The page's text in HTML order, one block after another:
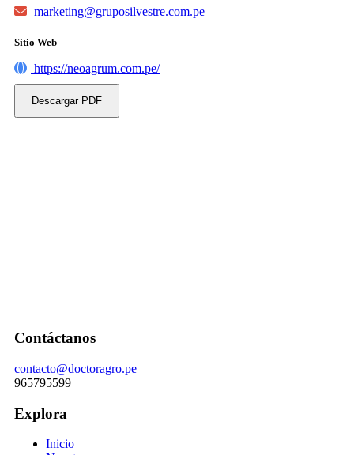
marketing@gruposilvestre.com.pe
Sitio Web
https://neoagrum.com.pe/
Descargar PDF
Contáctanos
contacto@doctoragro.pe
965795599
Explora
Inicio